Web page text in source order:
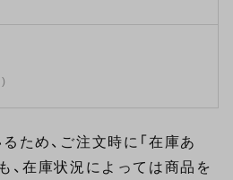
ため、ご注文時に「在庫あ
、在庫状況によっては商品を